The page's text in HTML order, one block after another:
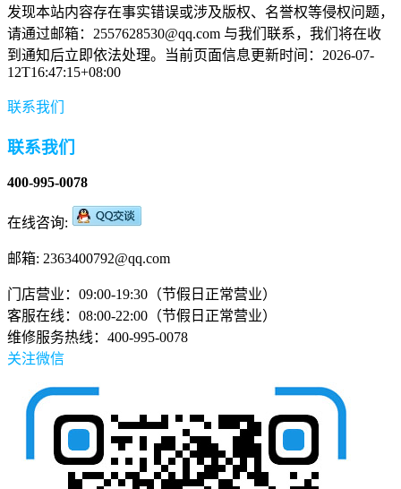
发现本站内容存在事实错误或涉及版权、名誉权等侵权问题，
请通过邮箱：2557628530@qq.com 与我们联系，我们将在收
到通知后立即依法处理。当前页面信息更新时间：2026-07-
12T16:47:15+08:00
联系我们
联系我们
400-995-0078
在线咨询:
邮箱: 2363400792@qq.com
门店营业：09:00-19:30（节假日正常营业）
客服在线：08:00-22:00（节假日正常营业）
维修服务热线：400-995-0078
关注微信